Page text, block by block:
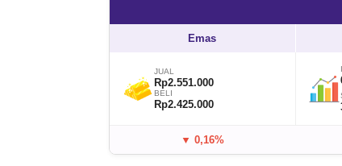
Emas
JUAL
Rp2.551.000
BELI
Rp2.425.000
▼ 0,16%